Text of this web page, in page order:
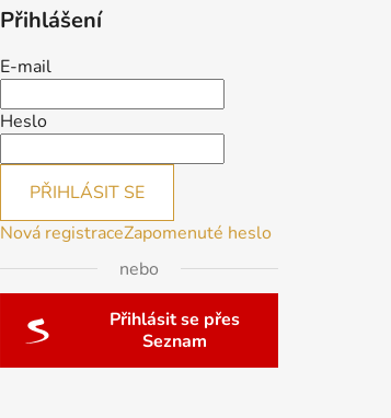
Přihlášení
E-mail
Heslo
PŘIHLÁSIT SE
Nová registraceZapomenuté heslo
nebo
Přihlásit se přes
Seznam